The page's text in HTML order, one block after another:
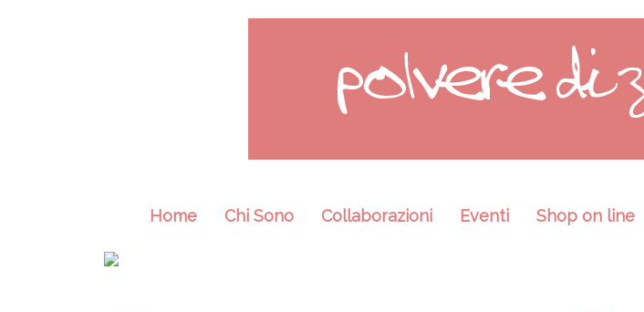
Home Chi Sono Collaborazioni Eventi Shop on line